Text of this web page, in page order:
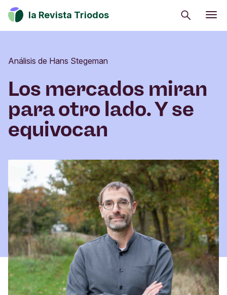
la Revista Triodos Buscar
Suscribirme
cómo influir en positivo en la sociedad, la cultura
y el entorno.
Consumo consciente
Estrategia climática
Cultura
Inversión de impacto
Análisis de Hans Stegeman
Los mercados miran
para otro lado. Y se
equivocan